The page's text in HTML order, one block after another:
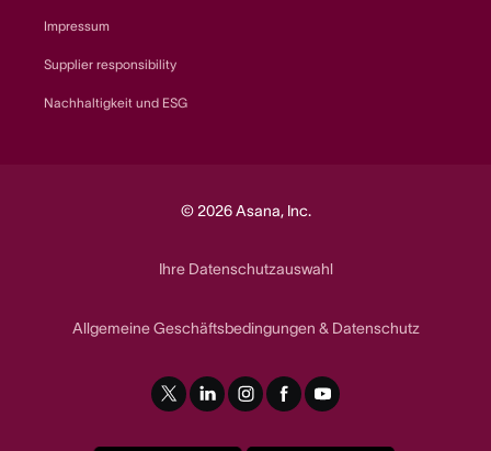
Impressum
Supplier responsibility
Nachhaltigkeit und ESG
© 2026 Asana, Inc.
Ihre Datenschutzauswahl
Allgemeine Geschäftsbedingungen & Datenschutz